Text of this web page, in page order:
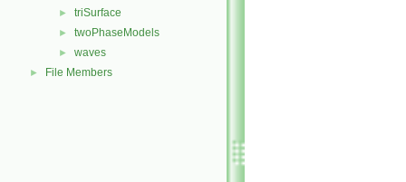
► triSurface
► twoPhaseModels
► waves
► File Members